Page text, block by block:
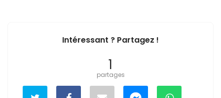
Intéressant ? Partagez !
1
partages